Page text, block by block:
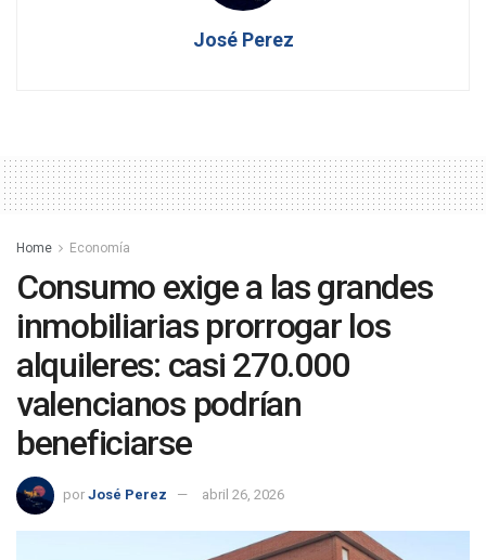
José Perez
Home Economía
Consumo exige a las grandes
inmobiliarias prorrogar los
alquileres: casi 270.000
valencianos podrían
beneficiarse
por José Perez abril 26, 2026